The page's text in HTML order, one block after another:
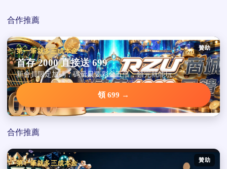
合作推薦
贊助
第一筆就多三成本金
首存 2000 直接送 699
新會員限定加碼，碼量只要彩金五倍，領完就能玩。
領 699 →
合作推薦
贊助
第一筆就多三成本金